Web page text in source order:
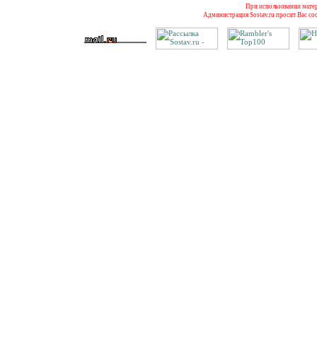
При использовании
Администрация Sostav.ru просит Вас